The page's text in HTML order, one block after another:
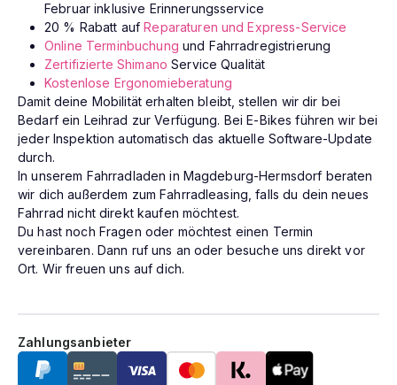
Februar inklusive Erinnerungsservice
20 % Rabatt aufReparaturen und Express-Service
Online Terminbuchung und Fahrradregistrierung
Zertifizierte ShimanoService Qualität
Kostenlose Ergonomieberatung
Damit deine Mobilität erhalten bleibt, stellen wir dir bei
Bedarf ein Leihrad zur Verfügung. Bei E-Bikes führen wir bei
jeder Inspektion automatisch das aktuelle Software-Update
durch.
In unserem Fahrradladen in Magdeburg-Hermsdorf beraten
wir dich außerdem zum Fahrradleasing, falls du dein neues
Fahrrad nicht direkt kaufen möchtest.
Du hast noch Fragen oder möchtest einen Termin
vereinbaren. Dann ruf uns an oder besuche uns direkt vor
Ort. Wir freuen uns auf dich.
Zahlungsanbieter